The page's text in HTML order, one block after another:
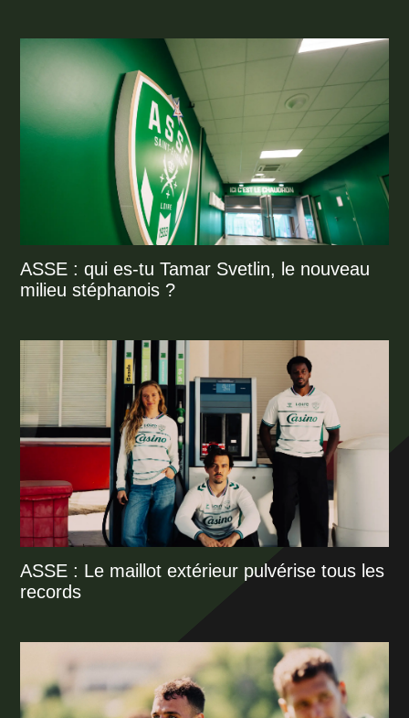
ASSE : qui es-tu Tamar Svetlin, le nouveau
milieu stéphanois ?
ASSE : Le maillot extérieur pulvérise tous les
records